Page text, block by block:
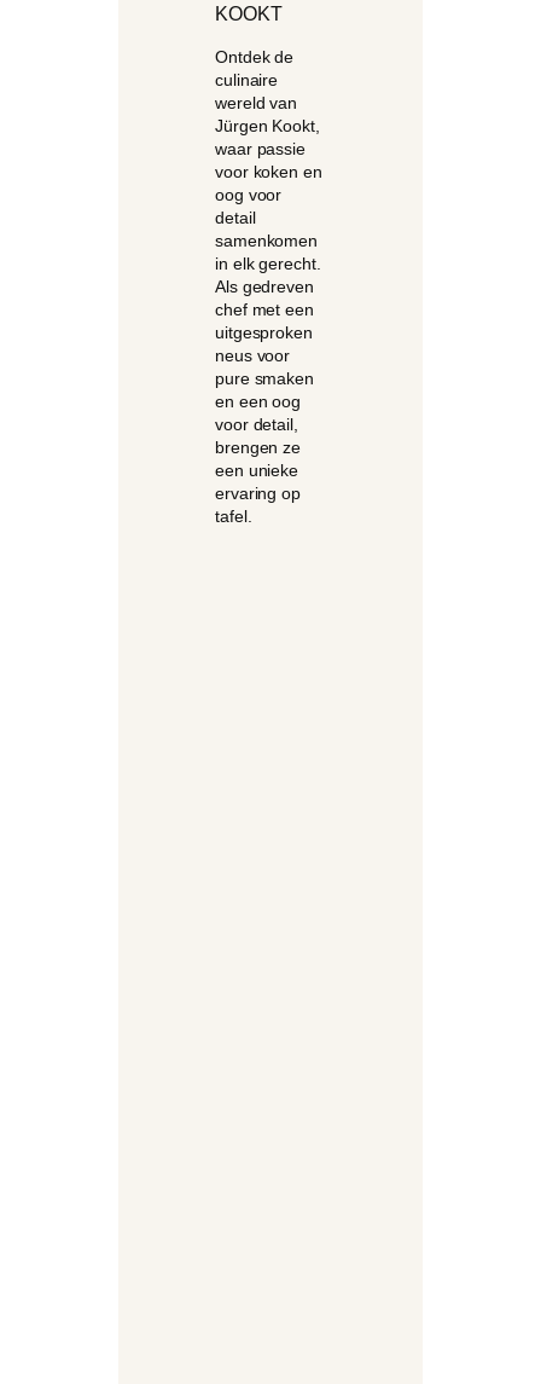
KOOKT
Ontdek de
culinaire
wereld van
Jürgen Kookt,
waar passie
voor koken en
oog voor
detail
samenkomen
in elk gerecht.
Als gedreven
chef met een
uitgesproken
neus voor
pure smaken
en een oog
voor detail,
brengen ze
een unieke
ervaring op
tafel.